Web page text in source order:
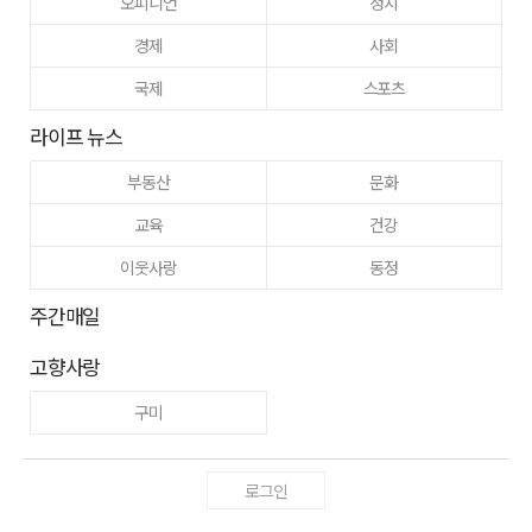
경제
사회
국제
스포츠
라이프 뉴스
부동산
문화
교육
건강
이웃사랑
동정
주간매일
고향사랑
구미
로그인